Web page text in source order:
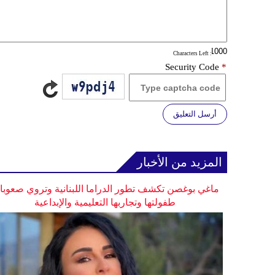
: Characters Left
Security Code *
أرسل التعليق
المزيد من الأخبار
ماغي بوغصن تكشف تطور الدراما اللبنانية وتروي
طفولتها وتجاربها التعليمية والإبداعية